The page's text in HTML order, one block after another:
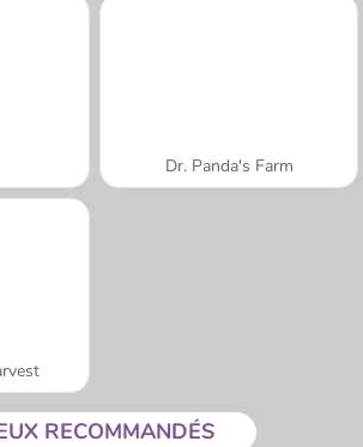
Dr. Panda's Farm
RECOMMANDÉS